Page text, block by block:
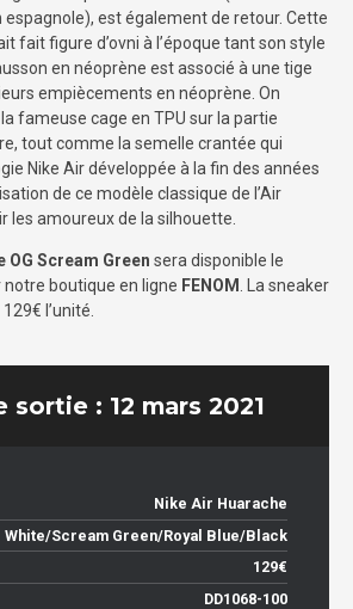
est également de retour. Cette
fait figure d’ovni à l’époque tant son style
en néoprène est associé à une tige
empiècements en néoprène. On
fameuse cage en TPU sur la partie
tout comme la semelle crantée qui
Nike Air développée à la fin des années
de ce modèle classique de l’Air
les amoureux de la silhouette.
OG Scream Green sera disponible le
boutique en ligne FENOM
. La sneaker
l’unité.
sortie : 12 mars 2021
Nike Air Huarache
White/Scream Green/Royal Blue/Black
129€
DD1068-100